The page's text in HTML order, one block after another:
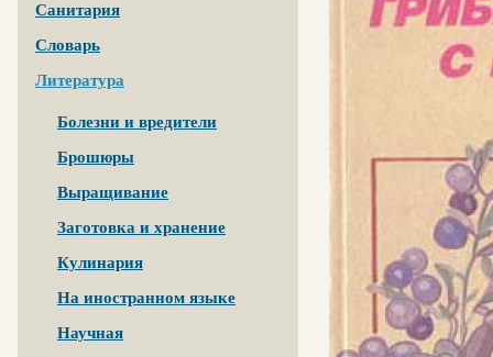
Санитария
Словарь
Литература
Болезни и вредители
Брошюры
Выращивание
Заготовка и хранение
Кулинария
На иностранном языке
Научная